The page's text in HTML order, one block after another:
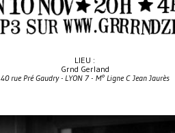
LIEU :
Grnd Gerland
40 rue Pré Gaudry - LYON 7 - M° Ligne C Jean Jaurès